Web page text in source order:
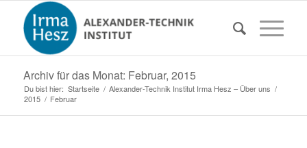
Archiv für das Monat: Februar, 2015
Du bist hier: Startseite / Alexander-Technik Institut Irma Hesz – Über uns /
2015 / Februar